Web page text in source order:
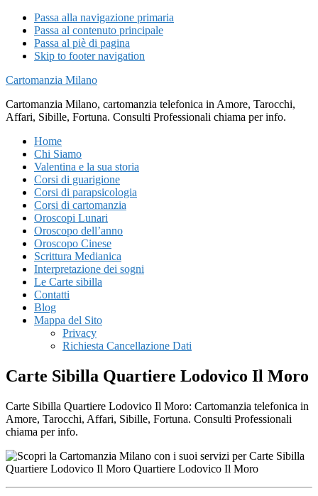
Passa alla navigazione primaria
Passa al contenuto principale
Passa al piè di pagina
Skip to footer navigation
Cartomanzia Milano
Cartomanzia Milano, cartomanzia telefonica in Amore, Tarocchi,
Affari, Sibille, Fortuna. Consulti Professionali chiama per info.
Home
Chi Siamo
Valentina e la sua storia
Corsi di guarigione
Corsi di parapsicologia
Corsi di cartomanzia
Oroscopi Lunari
Oroscopo dell’anno
Oroscopo Cinese
Scrittura Medianica
Interpretazione dei sogni
Le Carte sibilla
Contatti
Blog
Mappa del Sito
Privacy
Richiesta Cancellazione Dati
Carte Sibilla Quartiere Lodovico Il Moro
Carte Sibilla Quartiere Lodovico Il Moro: Cartomanzia telefonica in
Amore, Tarocchi, Affari, Sibille, Fortuna. Consulti Professionali
chiama per info.